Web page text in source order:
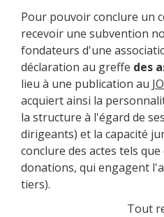
Pour pouvoir conclure un
recevoir une subvention
fondateurs d'une
déclaration au greffe des
lieu à une publication au
acquiert ainsi la
la structure à l'égard de
dirigeants) et la capacité
conclure des actes tels
donations, qui engagent
tiers).
Tout